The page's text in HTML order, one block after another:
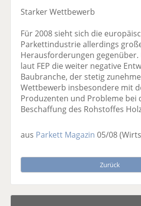
Starker Wettbewerb
Für 2008 sieht sich die
Parkettindustrie allerdings
Herausforderungen gegenüber.
laut FEP die weiter negative
Baubranche, der stetig
Wettbewerb insbesondere mit
Produzenten und Probleme bei
Beschaffung des Rohstoffes
aus Parkett Magazin 05/08
Zurück